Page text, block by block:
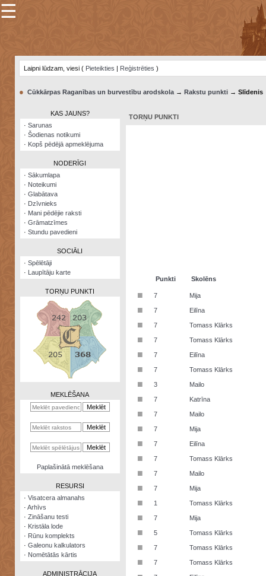
×
Šodienas
notikumi
Visatcera
almanahs
Arhīvs
Zināšanu
kalkulators
Nomētātās
☰
Laipni lūdzam, viesi ( Pieteikties | Reģistrēties )
● Cūkkārpas Raganības un burvestību arodskola→ Rakstu punkti→ Slīdenis
KAS JAUNS?
· Sarunas
· Šodienas notikumi
· Kopš pēdējā apmeklējuma
NODERĪGI
· Sākumlapa
· Noteikumi
· Glabātava
· Dzīvnieks
· Mani pēdējie raksti
· Grāmatzīmes
· Stundu pavedieni
SOCIĀLI
· Spēlētāji
· Laupītāju karte
TORŅU PUNKTI
MEKLĒŠANA
Paplašinātā meklēšana
RESURSI
· Visatcera almanahs
· Arhīvs
· Zināšanu testi
· Kristāla lode
· Rūnu komplekts
· Galeonu kalkulators
· Nomētātās kārtis
ADMINISTRĀCIJA
TORŅU PUNKTI
Punkti Skolēns
■ 7 Mija
■ 7 Eilīna
■ 7 Tomass Klārks
■ 7 Tomass Klārks
■ 7 Eilīna
■ 7 Tomass Klārks
■ 3 Mailo
■ 7 Katrīna
■ 7 Mailo
■ 7 Mija
■ 7 Eilīna
■ 7 Tomass Klārks
■ 7 Mailo
■ 7 Mija
■ 1 Tomass Klārks
■ 7 Mija
■ 5 Tomass Klārks
■ 7 Tomass Klārks
■ 7 Tomass Klārks